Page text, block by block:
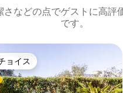
さなどの点でゲストに高評
です。
ストチョイスです。
ョイス